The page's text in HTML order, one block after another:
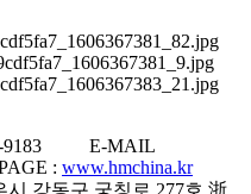
9183 E-MAIL
: www.hmchina.kr
강동구 궁칭로 277호 浙